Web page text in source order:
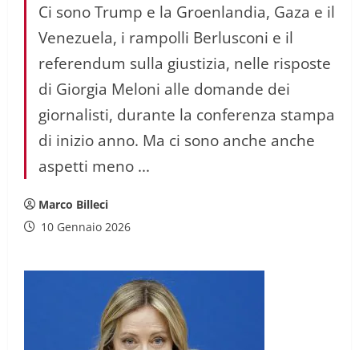
Ci sono Trump e la Groenlandia, Gaza e il
Venezuela, i rampolli Berlusconi e il
referendum sulla giustizia, nelle risposte
di Giorgia Meloni alle domande dei
giornalisti, durante la conferenza stampa
di inizio anno. Ma ci sono anche anche
aspetti meno ...
Marco Billeci
10 Gennaio 2026